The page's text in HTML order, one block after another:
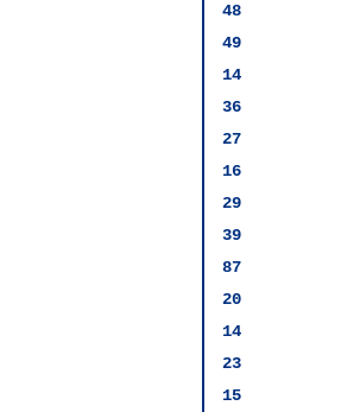
48
49
14
36
27
16
29
39
87
20
14
23
15